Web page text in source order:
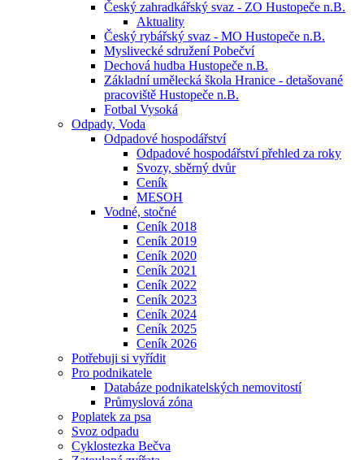
Český zahradkářský svaz - ZO Hustopeče n.B.
Aktuality
Český rybářský svaz - MO Hustopeče n.B.
Myslivecké sdružení Pobečví
Dechová hudba Hustopeče n.B.
Základní umělecká škola Hranice - detašované
pracoviště Hustopeče n.B.
Fotbal Vysoká
Odpady, Voda
Odpadové hospodářství
Odpadové hospodářství přehled za roky
Svozy, sběrný dvůr
Ceník
MESOH
Vodné, stočné
Ceník 2018
Ceník 2019
Ceník 2020
Ceník 2021
Ceník 2022
Ceník 2023
Ceník 2024
Ceník 2025
Ceník 2026
Potřebuji si vyřídit
Pro podnikatele
Databáze podnikatelských nemovitostí
Průmyslová zóna
Poplatek za psa
Svoz odpadu
Cyklostezka Bečva